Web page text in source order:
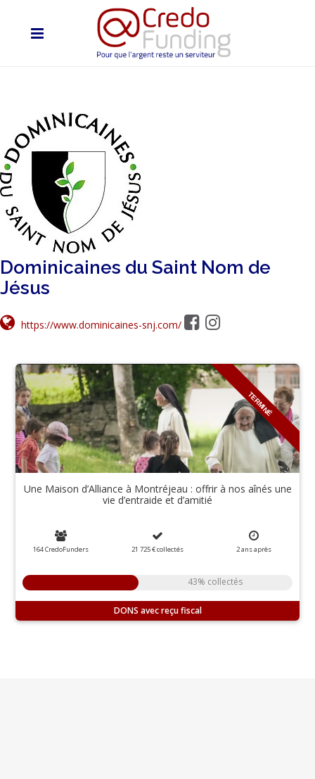
Dominicaines du Saint Nom de
Jésus
https://www.dominicaines-snj.com/
TERMINÉ
Une Maison d’Alliance à Montréjeau : offrir à nos aînés une
vie d’entraide et d’amitié
164 CredoFunders 21 725 €collectés 2ansaprès
43% collectés
DONS